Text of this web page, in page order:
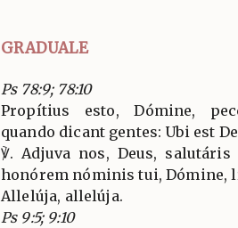
GRADUALE
Ps 78:9; 78:10
Propítius esto, Dómine,
quando dicant gentes: Ubi est
℣. Adjuva nos, Deus,
honórem nóminis tui, Dómine,
Allelúja, allelúja.
Ps 9:5; 9:10